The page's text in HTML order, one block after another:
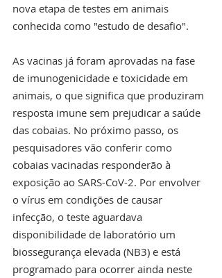
nova etapa de testes em animais
conhecida como "estudo de desafio".
As vacinas já foram aprovadas na fase
de imunogenicidade e toxicidade em
animais, o que significa que produziram
resposta imune sem prejudicar a saúde
das cobaias. No próximo passo, os
pesquisadores vão conferir como
cobaias vacinadas responderão à
exposição ao SARS-CoV-2. Por envolver
o vírus em condições de causar
infecção, o teste aguardava
disponibilidade de laboratório um
biossegurança elevada (NB3) e está
programado para ocorrer ainda neste